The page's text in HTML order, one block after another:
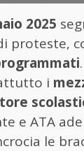
2025
proteste,
i
e ATA
le